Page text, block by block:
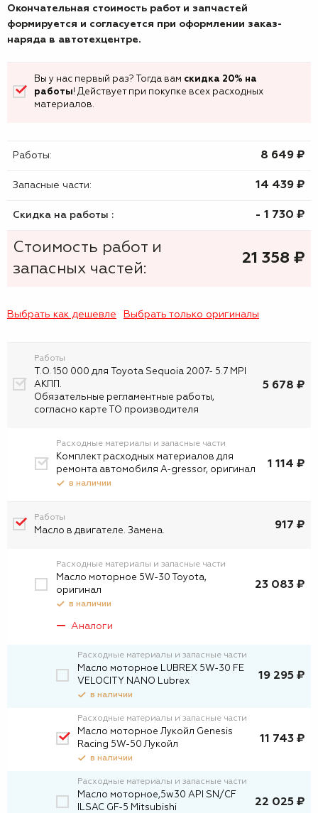
Окончательная стоимость работ и запчастей
формируется и согласуется при оформлении заказ-
наряда в автотехцентре.
Вы у нас первый раз? Тогда вам скидка 20% на
работы! Действует при покупке всех расходных
материалов.
Работы: 8 649 ₷
Запасные части: 14 439 ₷
Скидка на работы : - 1 730 ₷
Стоимость работ и
запасных частей:
21 358 ₷
Выбрать как дешевле Выбрать только оригиналы
Работы
Т.О. 150 000 для Toyota Sequoia 2007- 5.7 MPI
АКПП.
Обязательные регламентные работы,
согласно карте ТО производителя
5 678 ₽
Расходные материалы и запасные части
Комплект расходных материалов для
ремонта автомобиля A-gressor, оригинал
в наличии
1 114 ₽
Работы
Масло в двигателе. Замена. 917 ₽
Расходные материалы и запасные части
Масло моторное 5W-30 Toyota,
оригинал
в наличии
23 083 ₽
Аналоги
Расходные материалы и запасные части
Масло моторное LUBREX 5W-30 FE
VELOCITY NANO Lubrex
в наличии
19 295 ₽
Расходные материалы и запасные части
Масло моторное Лукойл Genesis
Racing 5W-50 Лукойл
в наличии
11 743 ₽
Расходные материалы и запасные части
Масло моторное,5w30 API SN/CF
ILSAC GF-5 Mitsubishi
22 025 ₽